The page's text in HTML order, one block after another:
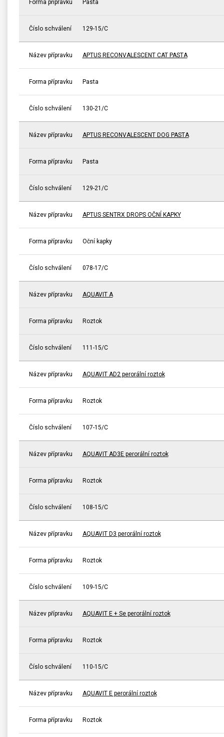
Forma přípravku Pasta
Číslo schválení 129-15/C
Název přípravku APTUS RECONVALESCENT CAT PASTA
Forma přípravku Pasta
Číslo schválení 130-21/C
Název přípravku APTUS RECONVALESCENT DOG PASTA
Forma přípravku Pasta
Číslo schválení 129-21/C
Název přípravku APTUS SENTRX DROPS OČNÍ KAPKY
Forma přípravku Oční kapky
Číslo schválení 078-17/C
Název přípravku AQUAVIT A
Forma přípravku Roztok
Číslo schválení 111-15/C
Název přípravku AQUAVIT AD2 perorální roztok
Forma přípravku Roztok
Číslo schválení 107-15/C
Název přípravku AQUAVIT AD3E perorální roztok
Forma přípravku Roztok
Číslo schválení 108-15/C
Název přípravku AQUAVIT D3 perorální roztok
Forma přípravku Roztok
Číslo schválení 109-15/C
Název přípravku AQUAVIT E + Se perorální roztok
Forma přípravku Roztok
Číslo schválení 110-15/C
Název přípravku AQUAVIT E perorální roztok
Forma přípravku Roztok